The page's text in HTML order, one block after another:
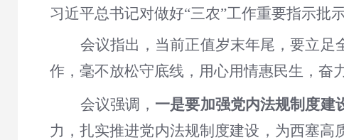
习近平总书记对做好“三农”工作重要指示批
会议指出，当前正值岁末年尾，要立
作，毫不放松守底线，用心用情惠民生，奋
会议强调， 一是要加强党内法规制度建
力 ，扎实推进党内法规制度建设，为西塞